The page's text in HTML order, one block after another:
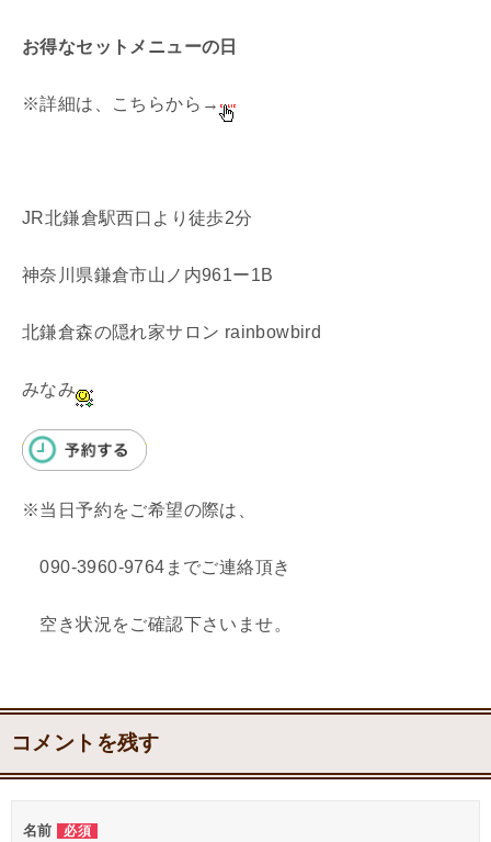
お得なセットメニューの日
※詳細は、こちらから→
JR北鎌倉駅西口より徒歩2分
神奈川県鎌倉市山ノ内961ー1B
北鎌倉森の隠れ家サロン rainbowbird
みなみ
※当日予約をご希望の際は、
090-3960-9764までご連絡頂き
空き状況をご確認下さいませ。
コメントを残す
名前 必須